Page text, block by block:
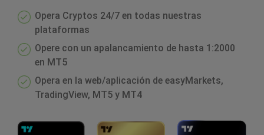
Opera Cryptos 24/7 en todas nuestras
plataformas
Opere con un apalancamiento de hasta 1:2000
en MT5
Opera en la web/aplicación de easyMarkets,
TradingView, MT5 y MT4